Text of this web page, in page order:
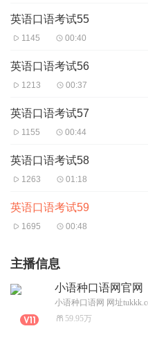
英语口语考试55
1145 00:40
英语口语考试56
1213 00:37
英语口语考试57
1155 00:44
英语口语考试58
1263 01:18
英语口语考试59
1695 00:48
主播信息
小语种口语网官网
59.95万